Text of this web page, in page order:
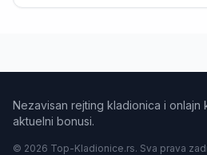
Nezavisan rejting kladionica i onlajn
aktuelni bonusi.
© 2026 Top-Kladionice.rs. Sva prava